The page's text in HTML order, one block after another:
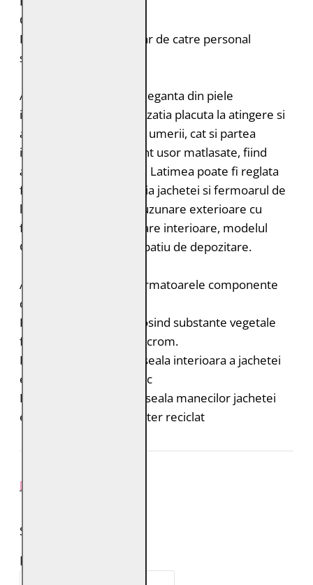
Croiala: Regular Fit
Intretinere: Spalare doar de catre personal
specializat
Aceasta jacheta biker eleganta din piele
impresioneaza prin senzatia placuta la atingere si
aspectul atragator. Atat umerii, cat si partea
inferioara a spatelui sunt usor matlasate, fiind
astfel subtil accentuate. Latimea poate fi reglata
folosind curelele din talia jachetei si fermoarul de
la mansete. Cu patru buzunare exterioare cu
fermoar si doua buzunare interioare, modelul
GMJonnas ofera mult spatiu de depozitare.
Acest produs contine urmatoarele componente
durabile:
Pielea este tabacita folosind substante vegetale
fara adaos de saruri de crom.
Bumbac organic: captuseala interioara a jachetei
este din bumbac organic
Poliester reciclat: captuseala manecilor jachetei
este realizata din poliester reciclat
SPUNE-ŢI PAREREA
Numele tău: